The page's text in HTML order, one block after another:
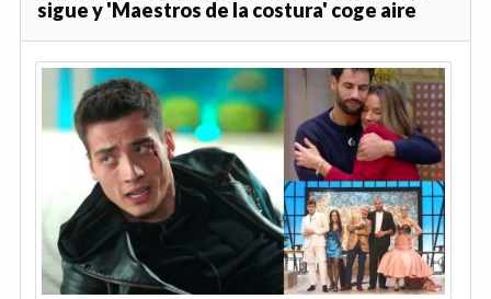
sigue y 'Maestros de la costura' coge aire